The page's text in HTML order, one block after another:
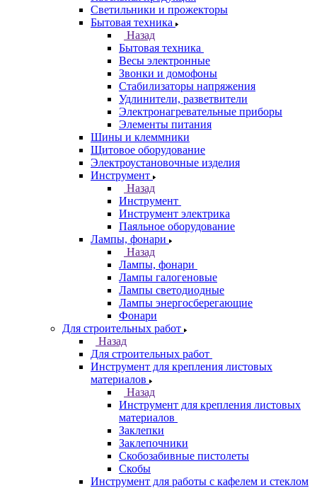
Светильники и прожекторы
Бытовая техника
Назад
Бытовая техника
Весы электронные
Звонки и домофоны
Стабилизаторы напряжения
Удлинители, разветвители
Электронагревательные приборы
Элементы питания
Шины и клеммники
Щитовое оборудование
Электроустановочные изделия
Инструмент
Назад
Инструмент
Инструмент электрика
Паяльное оборудование
Лампы, фонари
Назад
Лампы, фонари
Лампы галогеновые
Лампы светодиодные
Лампы энергосберегающие
Фонари
Для строительных работ
Назад
Для строительных работ
Инструмент для крепления листовых
материалов
Назад
Инструмент для крепления листовых
материалов
Заклепки
Заклепочники
Скобозабивные пистолеты
Скобы
Инструмент для работы с кафелем и стеклом